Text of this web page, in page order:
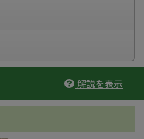
解説を表示